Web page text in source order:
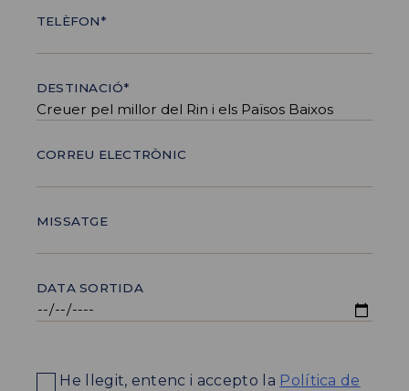
TELÈFON*
DESTINACIÓ*
CORREU ELECTRÒNIC
MISSATGE
DATA SORTIDA
He llegit, entenc i accepto la Política de